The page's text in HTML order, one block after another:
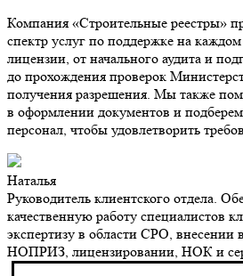
Компания «Строительные реестры»
спектр услуг по поддержке на
лицензии, от начального аудита и
до прохождения проверок
получения разрешения. Мы также
в оформлении документов и
персонал, чтобы удовлетворить
Наталья
Руководитель клиентского отдела.
качественную работу специалистов
экспертизу в области СРО,
НОПРИЗ, лицензировании, НОК и